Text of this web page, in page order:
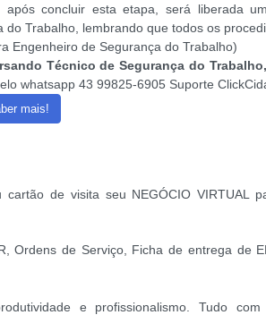
após concluir esta etapa, será liberada
do Trabalho, lembrando que todos os
Engenheiro de Segurança do Trabalho)
Técnico de Segurança do
whatsapp 43 99825-6905 Suporte
mais!
de visita seu NEGÓCIO VIRTUAL
Ordens de Serviço, Ficha de entrega de
e profissionalismo. Tudo